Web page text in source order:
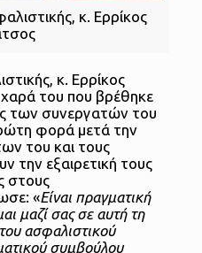
κ. Ερρίκος
κ. Ερρίκος
του που βρέθηκε
των συνεργατών του
φορά μετά την
του και τους
την εξαιρετική τους
στους
«Είναι πραγματική
μαζί σας σε αυτή τη
ασφαλιστικού
συμβούλου